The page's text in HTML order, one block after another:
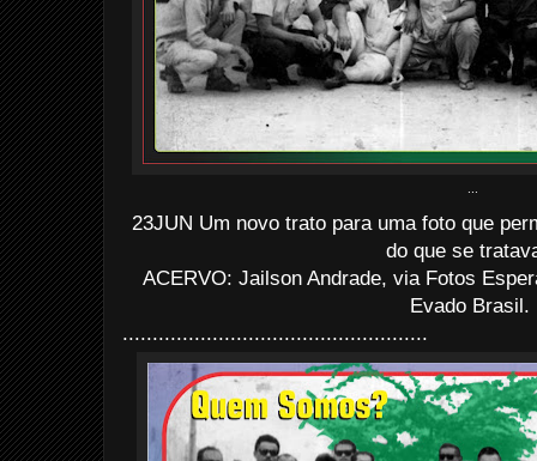
23JUN Um novo trato para uma foto que
do que se
ACERVO: Jailson Andrade, via Fotos
Evado Brasil.
...................................................